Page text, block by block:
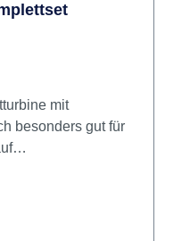
mit
besonders gut für